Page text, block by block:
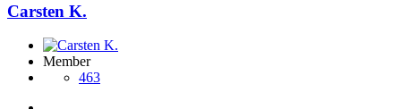
Carsten K.
Member
463